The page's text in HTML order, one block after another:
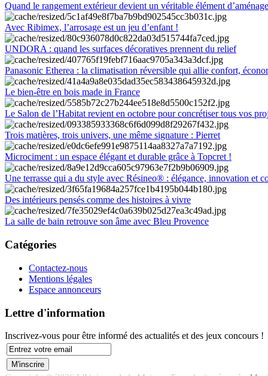
Quand le rangement extérieur devient un véritable élément
Avec Ribimex, l’arrosage est un jeu d’enfant !
UNDORA : quand les surfaces décoratives prennent du relief
Panasonic Etherea : la climatisation réversible qui allie confort,
Le bien-être en bois made in France
Le Salon de l’Habitat revient en octobre pour concrétiser tous vos
Trois matières, trois univers, une même signature : Pierret
Microciment : un espace élégant et durable grâce à Topcret !
Une terrasse qui a du style avec Résineo® : élégance, innovation et
Des intérieurs pensés comme des histoires à vivre
La salle de bain retrouve son âme avec Bleu Provence
Catégories
Contactez-nous
Mentions légales
Espace annonceurs
Lettre d'information
Inscrivez-vous pour être informé des actualités et des jeux concours !